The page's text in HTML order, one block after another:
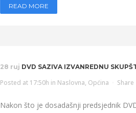
READ MORE
28 ruj DVD SAZIVA IZVANREDNU
Posted at 17:50h in Naslovna, Općina Share
Nakon što je dosadašnji predsjednik